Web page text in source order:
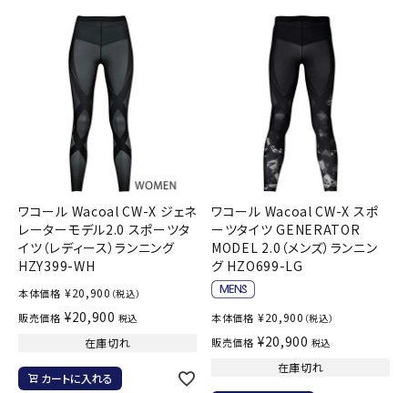
ワコール Wacoal CW-X ジェネ
レーターモデル2.0 スポーツタ
イツ（レディース）ランニング
HZY399-WH
本体価格 ¥20,900 （税込）
販売価格 ¥20,900 税込
在庫切れ
カートに入れる
ワコール Wacoal CW-X スポ
ーツタイツ GENERATOR
MODEL 2.0（メンズ）ランニン
グ HZO699-LG
本体価格 ¥20,900 （税込）
販売価格 ¥20,900 税込
在庫切れ